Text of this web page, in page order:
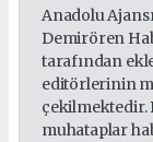
Anadolu
Demirören
tarafından
editörlerinin
çekilmektedir.
muhataplar